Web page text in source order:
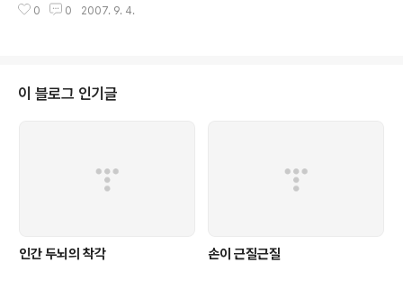
읽어주시길 바랍니다. 1. 여기서 신청 을 합니다. 물론 Daum에 회원가입을 해
송합니다.
0 0 2007. 9. 4.
이 블로그 인기글
인간 두뇌의 착각 손이 근질근질